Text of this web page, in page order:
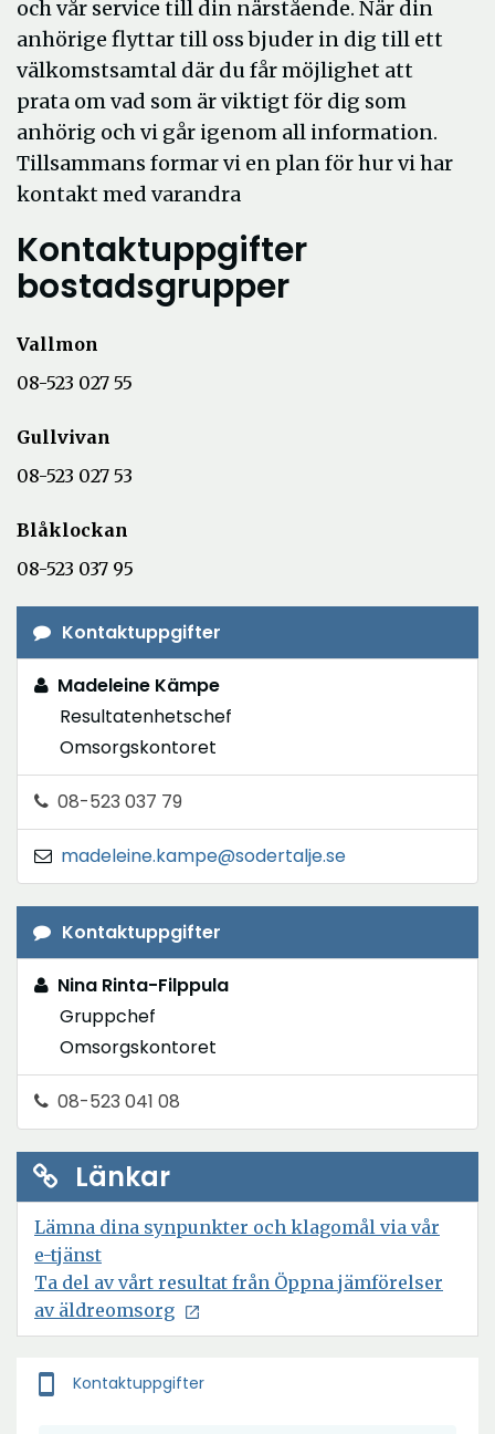
och vår service till din närstående. När din
anhörige flyttar till oss bjuder in dig till ett
välkomstsamtal där du får möjlighet att
prata om vad som är viktigt för dig som
anhörig och vi går igenom all information.
Tillsammans formar vi en plan för hur vi har
kontakt med varandra
Kontaktuppgifter
bostadsgrupper
Vallmon
08-523 027 55
Gullvivan
08-523 027 53
Blåklockan
08-523 037 95
Kontaktuppgifter
Madeleine Kämpe
Resultatenhetschef
Omsorgskontoret
08-523 037 79
madeleine.kampe@sodertalje.se
Kontaktuppgifter
Nina Rinta-Filppula
Gruppchef
Omsorgskontoret
08-523 041 08
Länkar
Lämna dina synpunkter och klagomål via vår
e-tjänst
Ta del av vårt resultat från Öppna jämförelser
av äldreomsorg
smartphone Kontaktuppgifter